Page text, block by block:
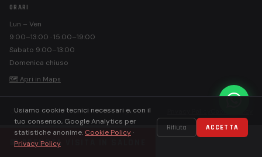
Usiamo cookie tecnici necessari e, con il
tuo consenso, Google Analytics per
statistiche anonime. Cookie Policy·
Privacy Policy
Rifiuta ACCETTA
ORARI
Lun – Ven
9:00–13:00 · 15:00–19:00
Sabato 9:00–13:00
Domenica chiuso
🗺 Apri in Maps
©Donolauto S.r.l. · PEC: donolautosrl@pec.it
📅 PRENOTA VISITA IN SALONE